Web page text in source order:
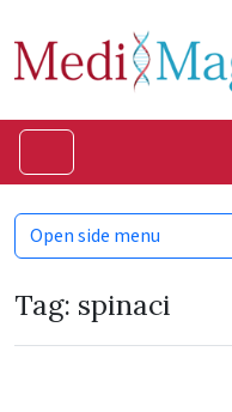
Tag: spinaci
Open side menu